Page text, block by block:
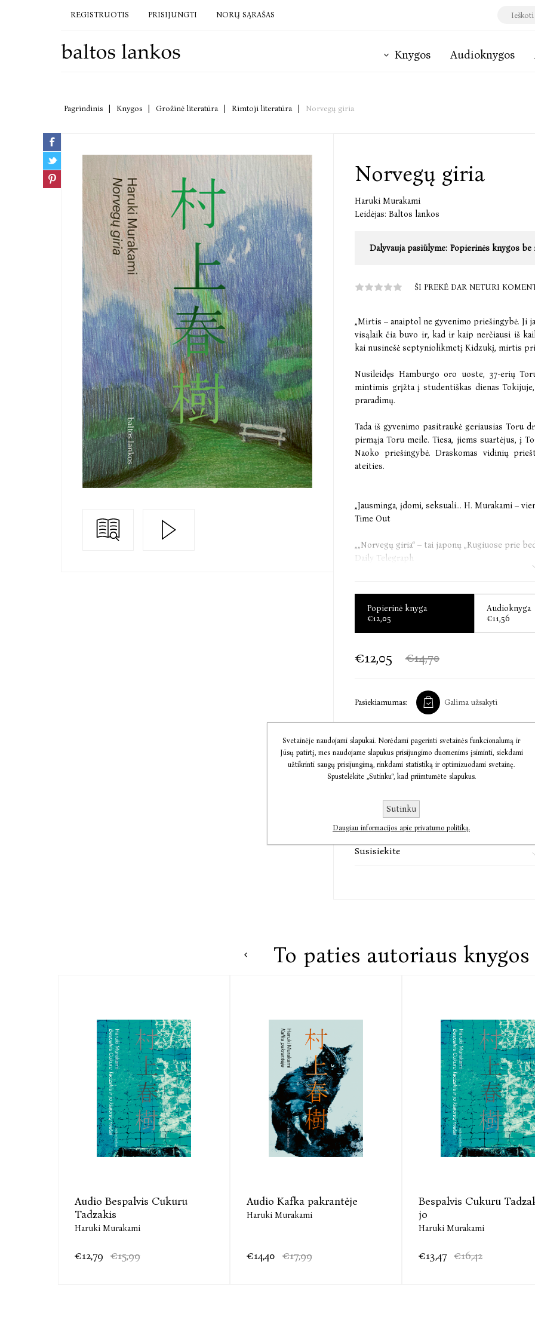
REGISTRUOTIS PRISIJUNGTI NORŲ SĄRAŠAS
Knygos Audioknygos
Pagrindinis Knygos Grožinė literatūra Rimtoji literatūra Norvegų giria
Norvegų giria
Haruki Murakami
Leidėjas: Baltos lankos
Dalyvauja pasiūlyme: Popierinės knygos be
ŠI PREKĖ DAR NETURI
„Mirtis – anaiptol ne gyvenimo priešingybė. Ji
visąlaik čia buvo ir, kad ir kaip nerčiausi iš
kai nusinešė septyniolikmetį Kidzukį, mirtis
Nusileidęs Hamburgo oro uoste, 37-erių
mintimis grįžta į studentiškas dienas
praradimų.
Tada iš gyvenimo pasitraukė geriausias Toru
pirmąja Toru meile. Tiesa, jiems suartėjus, į
Naoko priešingybė. Draskomas vidinių
ateities.
„Jausminga, įdomi, seksuali... H. Murakami –
Time Out
„„Norvegų giria“ – tai japonų „Rugiuose prie
Daily Telegraph
Haruki Murakami (Harukis Murakamis, gim.
rašytojų, dėl kinematografinio stiliaus ir
literatūriniu Davidu Lynchu. Rašytojas
Murakami braižas lyginamas su Kōbō Abe,
Murakami vertėjų, „šlovės beprotybė išvijo iš
Popierinė knyga
€12,05
Audioknyga
€11,56
€12,05 €14,70
Pasiekiamumas: Galima užsakyti
Į KREPŠELĮ
Komentarai
Susisiekite
To paties autoriaus knygos
Audio Bespalvis Cukuru
Tadzakis
Haruki Murakami
€12,79 €15,99
Audio Kafka pakrantėje
Haruki Murakami
€14,40 €17,99
Bespalvis Cukuru
jo
Haruki Murakami
€13,47 €16,42
Svetainėje naudojami slapukai. Norėdami pagerinti svetainės funkcionalumą ir
Jūsų patirtį, mes naudojame slapukus prisijungimo duomenims įsiminti, siekdami
užtikrinti saugų prisijungimą, rinkdami statistiką ir optimizuodami svetainę.
Spustelėkite „Sutinku“, kad priimtumėte slapukus.
Sutinku
Daugiau informacijos apie privatumo politiką.